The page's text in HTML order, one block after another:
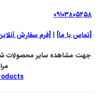
۰۹۱۰۳۸۰۵۲۵۸
[تماس با ما] | [فرم سفارش
جهت مشاهده سایر محصولات